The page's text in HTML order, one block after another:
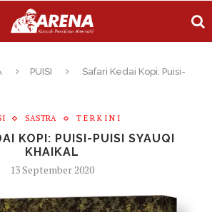
PUISI
Safari Kedai Kopi: Puisi-
SASTRA T E R K I N I
KOPI: PUISI-PUISI SYAUQI
KHAIKAL
13 September 2020